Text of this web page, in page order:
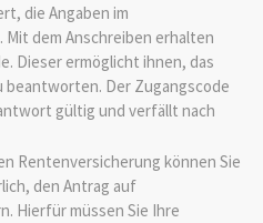
die Angaben im
dem Anschreiben erhalten
Dieser ermöglicht ihnen, das
Der Zugangscode
gültig und verfällt nach
Rentenversicherung können Sie
den Antrag auf
Hierfür müssen Sie Ihre